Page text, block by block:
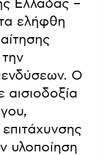
Ελλάδας –
ελήφθη
Ο
υλοποίηση